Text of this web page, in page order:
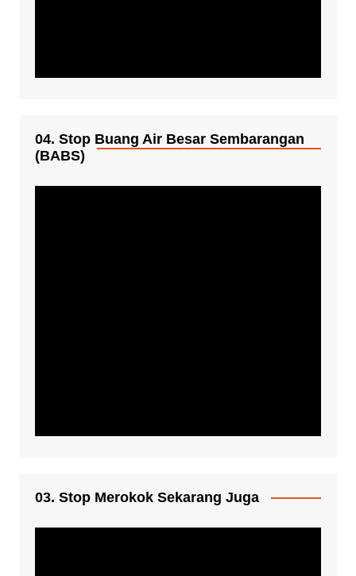
04. Stop Buang Air Besar Sembarangan
(BABS)
03. Stop Merokok Sekarang Juga